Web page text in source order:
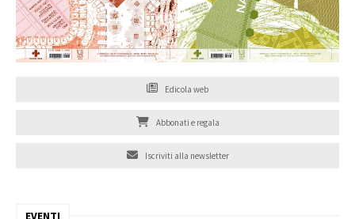
Edicola web
Abbonati e regala
Iscriviti alla newsletter